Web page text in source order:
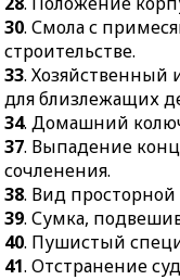
37.Выпадение
кости из
сочленения.
38. Вид
рубашки, носимой
пояса.
39.Сумка,
подвешиваемая к
лошади.
40.Пушистый
специалист по
30. Смола с
строительстве.
33.
для близлежащих
34. Домашний
37. Выпадение
сочленения.
38. Вид
39. Сумка,
40. Пушистый
41. Отстранение